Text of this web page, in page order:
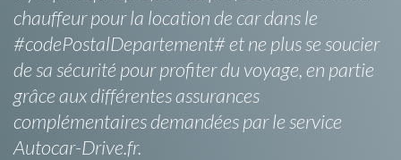
chauffeur pour la location de car dans le
#codePostalDepartement# et ne plus se soucier
de sa sécurité pour profiter du voyage, en partie
grâce aux différentes assurances
complémentaires demandées par le service
Autocar-Drive.fr.